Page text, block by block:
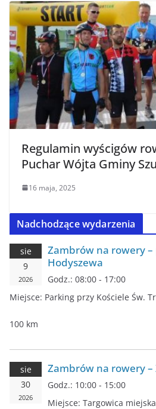
Regulamin wyścigów
Puchar Wójta Gminy
16 maja, 2025
Nadchodzące wydarzenia
sie
9
2026
Zambrów na rowery
Hodyszewa
Godz.: 08:00 - 17:00
Miejsce: Parking przy Kościele Św.
100 km
sie
30
2026
Zambrów na rowery –
Godz.: 10:00 - 15:00
Miejsce: Targowica